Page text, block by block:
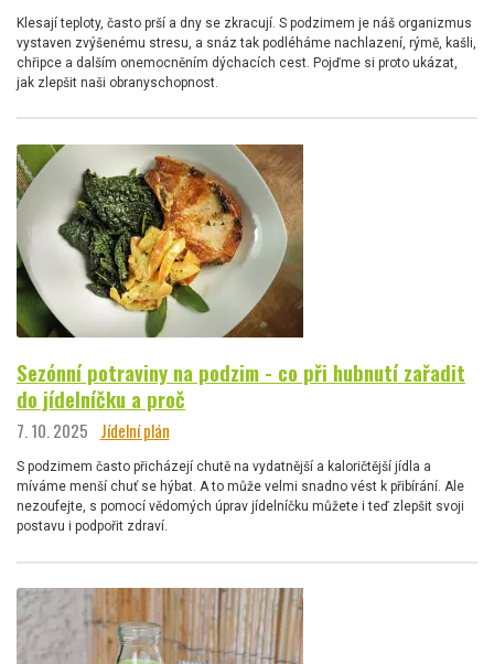
Klesají teploty, často prší a dny se zkracují. S podzimem je náš organizmus
vystaven zvýšenému stresu, a snáz tak podléháme nachlazení, rýmě, kašli,
chřipce a dalším onemocněním dýchacích cest. Pojďme si proto ukázat,
jak zlepšit naši obranyschopnost.
Sezónní potraviny na podzim - co při hubnutí zařadit
do jídelníčku a proč
7. 10. 2025 Jídelní plán
S podzimem často přicházejí chutě na vydatnější a kaloričtější jídla a
míváme menší chuť se hýbat. A to může velmi snadno vést k přibírání. Ale
nezoufejte, s pomocí vědomých úprav jídelníčku můžete i teď zlepšit svoji
postavu i podpořit zdraví.